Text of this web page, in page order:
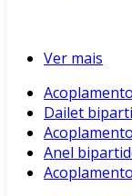
Ver mais
Dailet
Anel